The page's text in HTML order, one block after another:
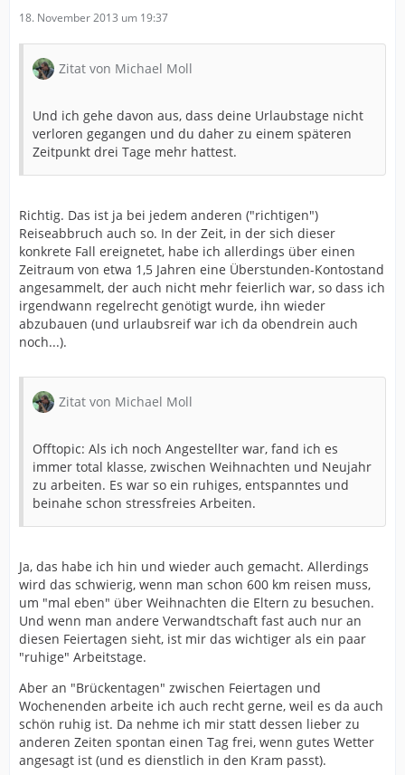
18. November 2013 um 19:37
Zitat von Michael Moll
Und ich gehe davon aus, dass deine Urlaubstage nicht
verloren gegangen und du daher zu einem späteren
Zeitpunkt drei Tage mehr hattest.
Richtig. Das ist ja bei jedem anderen ("richtigen")
Reiseabbruch auch so. In der Zeit, in der sich dieser
konkrete Fall ereignetet, habe ich allerdings über einen
Zeitraum von etwa 1,5 Jahren eine Überstunden-Kontostand
angesammelt, der auch nicht mehr feierlich war, so dass ich
irgendwann regelrecht genötigt wurde, ihn wieder
abzubauen (und urlaubsreif war ich da obendrein auch
noch...).
Zitat von Michael Moll
Offtopic: Als ich noch Angestellter war, fand ich es
immer total klasse, zwischen Weihnachten und Neujahr
zu arbeiten. Es war so ein ruhiges, entspanntes und
beinahe schon stressfreies Arbeiten.
Ja, das habe ich hin und wieder auch gemacht. Allerdings
wird das schwierig, wenn man schon 600 km reisen muss,
um "mal eben" über Weihnachten die Eltern zu besuchen.
Und wenn man andere Verwandtschaft fast auch nur an
diesen Feiertagen sieht, ist mir das wichtiger als ein paar
"ruhige" Arbeitstage.
Aber an "Brückentagen" zwischen Feiertagen und
Wochenenden arbeite ich auch recht gerne, weil es da auch
schön ruhig ist. Da nehme ich mir statt dessen lieber zu
anderen Zeiten spontan einen Tag frei, wenn gutes Wetter
angesagt ist (und es dienstlich in den Kram passt).